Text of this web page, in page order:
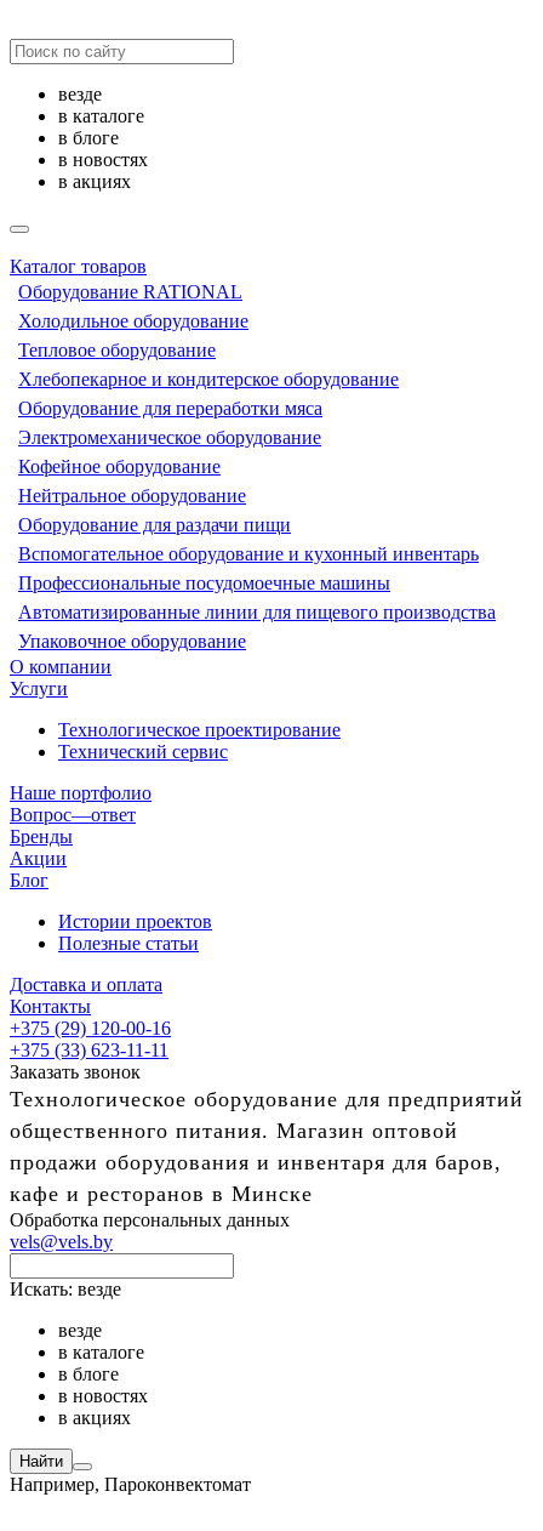
везде
в каталоге
в блоге
в новостях
в акциях
Каталог товаров
Оборудование RATIONAL
Холодильное оборудование
Тепловое оборудование
Хлебопекарное и кондитерское оборудование
Оборудование для переработки мяса
Электромеханическое оборудование
Кофейное оборудование
Нейтральное оборудование
Оборудование для раздачи пищи
Вспомогательное оборудование и кухонный инвентарь
Профессиональные посудомоечные машины
Автоматизированные линии для пищевого производства
Упаковочное оборудование
О компании
Услуги
Технологическое проектирование
Технический сервис
Наше портфолио
Вопрос—ответ
Бренды
Акции
Блог
Истории проектов
Полезные статьи
Доставка и оплата
Контакты
+375 (29) 120-00-16
+375 (33) 623-11-11
Заказать звонок
Технологическое оборудование для предприятий
общественного питания. Магазин оптовой
продажи оборудования и инвентаря для баров,
кафе и ресторанов в Минске
Обработка персональных данных
vels@vels.by
Искать: везде
везде
в каталоге
в блоге
в новостях
в акциях
Найти
Например, Пароконвектомат